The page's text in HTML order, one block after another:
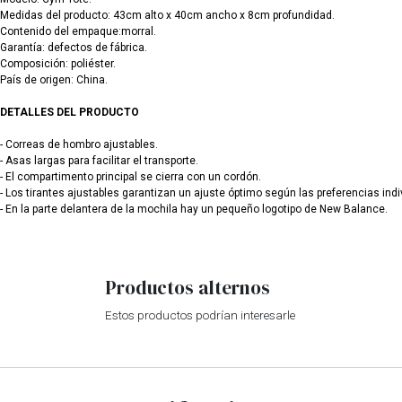
Medidas del producto: 43cm alto x 40cm ancho x 8cm profundidad.
Contenido del empaque:morral.
Garantía: defectos de fábrica.
Composición: poliéster.
País de origen: China.
DETALLES DEL PRODUCTO
- Correas de hombro ajustables.
- Asas largas para facilitar el transporte.
- El compartimento principal se cierra con un cordón.
- Los tirantes ajustables garantizan un ajuste óptimo según las preferencias
- En la parte delantera de la mochila hay un pequeño logotipo de New Balance.
Productos alternos
Estos productos podrían interesarle